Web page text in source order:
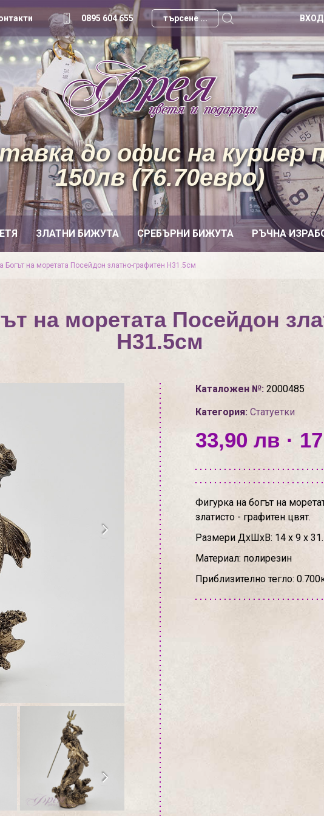
0895 604 655
ЗЛАТНИ БИЖУТА СРЕБЪРНИ БИЖУТА РЪЧНА
до офис на куриер
150лв (76.70евро)
Богът на моретата Посейдон златно-графитен H31.5см
на моретата Посейдон
H31.5см
Каталожен №:2000485
Категория: Статуетки
33,90 лв ·
Фигурка на богът на
златисто - графитен цвят.
Размери ДхШхВ: 14 х 9 х
Материал: полирезин
Приблизително тегло: